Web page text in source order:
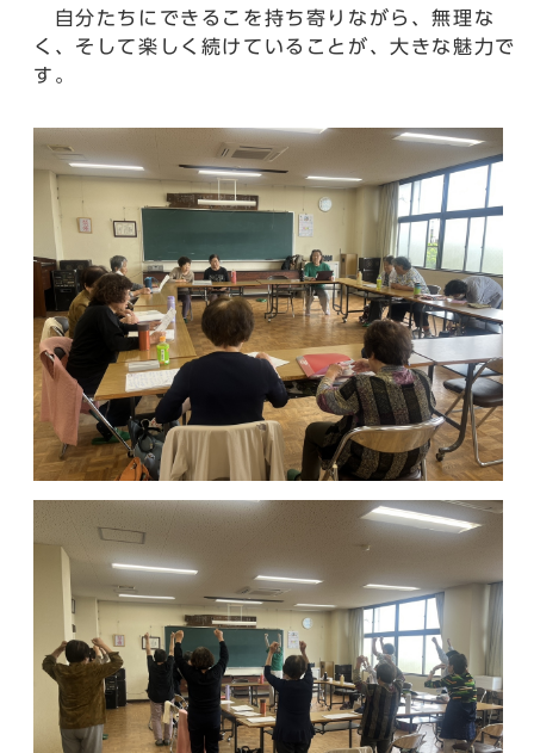
自分たちにできるこを持ち寄りながら、無理な
く、そして楽しく続けていることが、大きな魅力で
す。